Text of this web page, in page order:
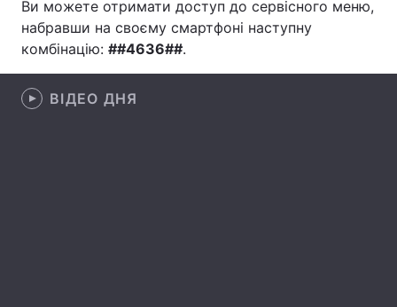
Цікавинки Погода
Лонгріди
Ви можете отримати доступ до сервісного меню,
набравши на своєму смартфоні наступну
комбінацію: ##4636##.
ВІДЕО ДНЯ